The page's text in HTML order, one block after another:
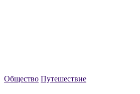
Общество Путешествие